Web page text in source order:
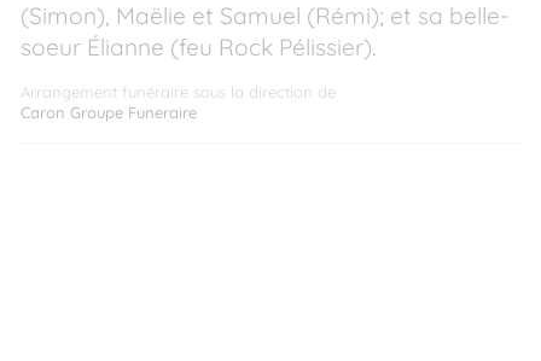
(Simon), Maëlie et Samuel (Rémi); et sa belle-
soeur Élianne (feu Rock Pélissier).
Arrangement funéraire sous la direction de
Caron Groupe Funeraire